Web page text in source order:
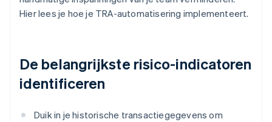
Hier lees je hoe je TRA-automatisering implementeert.
De belangrijkste risico-indicatoren
identificeren
Duik in je historische transactiegegevens om